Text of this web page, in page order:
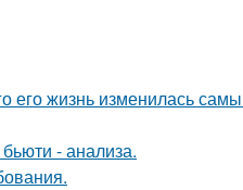
его жизнь изменилась
- анализа.